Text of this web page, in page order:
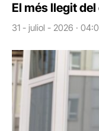
El més llegit
31 - juliol - 2026 ·